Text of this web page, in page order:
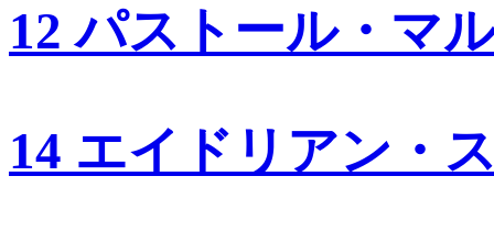
12 パストール・マ
14 エイドリアン・